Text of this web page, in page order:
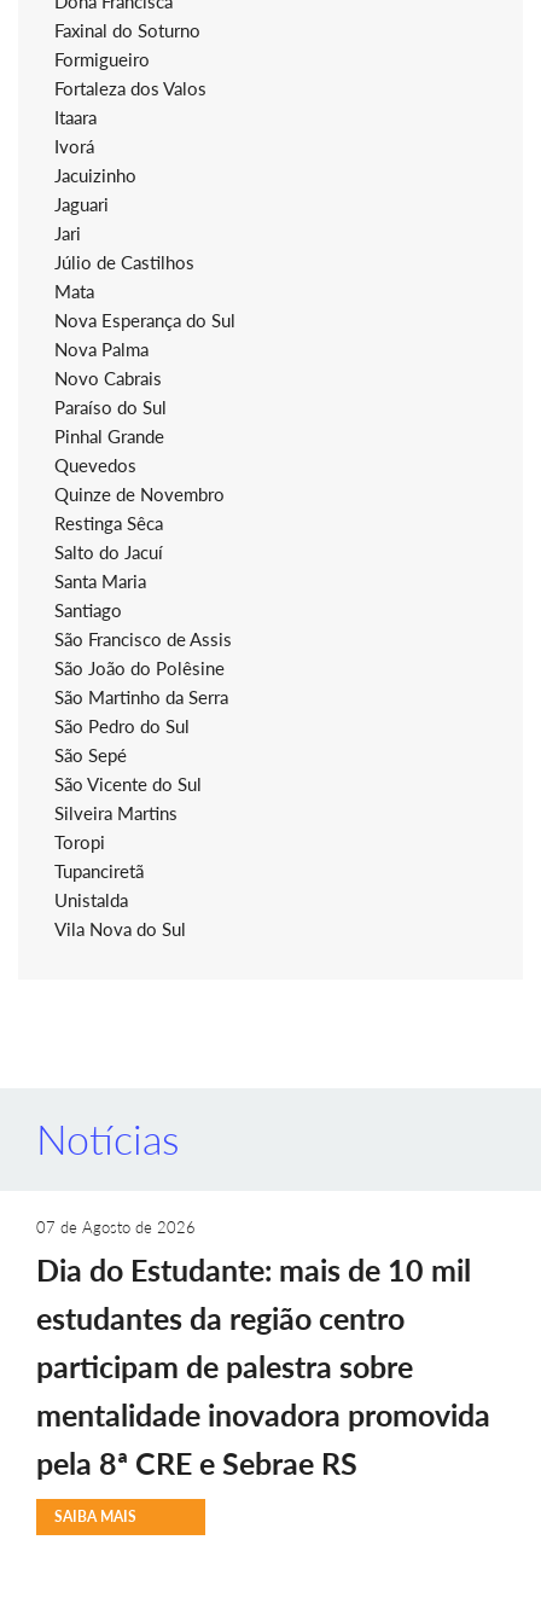
Faxinal do Soturno
Formigueiro
Fortaleza dos Valos
Itaara
Ivorá
Jacuizinho
Jaguari
Jari
Júlio de Castilhos
Mata
Nova Esperança do Sul
Nova Palma
Novo Cabrais
Paraíso do Sul
Pinhal Grande
Quevedos
Quinze de Novembro
Restinga Sêca
Salto do Jacuí
Santa Maria
Santiago
São Francisco de Assis
São João do Polêsine
São Martinho da Serra
São Pedro do Sul
São Sepé
São Vicente do Sul
Silveira Martins
Toropi
Tupanciretã
Unistalda
Vila Nova do Sul
Notícias
07 de Agosto de 2026
Dia do Estudante: mais de 10 mil
estudantes da região centro
participam de palestra sobre
mentalidade inovadora promovida
pela 8ª CRE e Sebrae RS
SAIBA MAIS